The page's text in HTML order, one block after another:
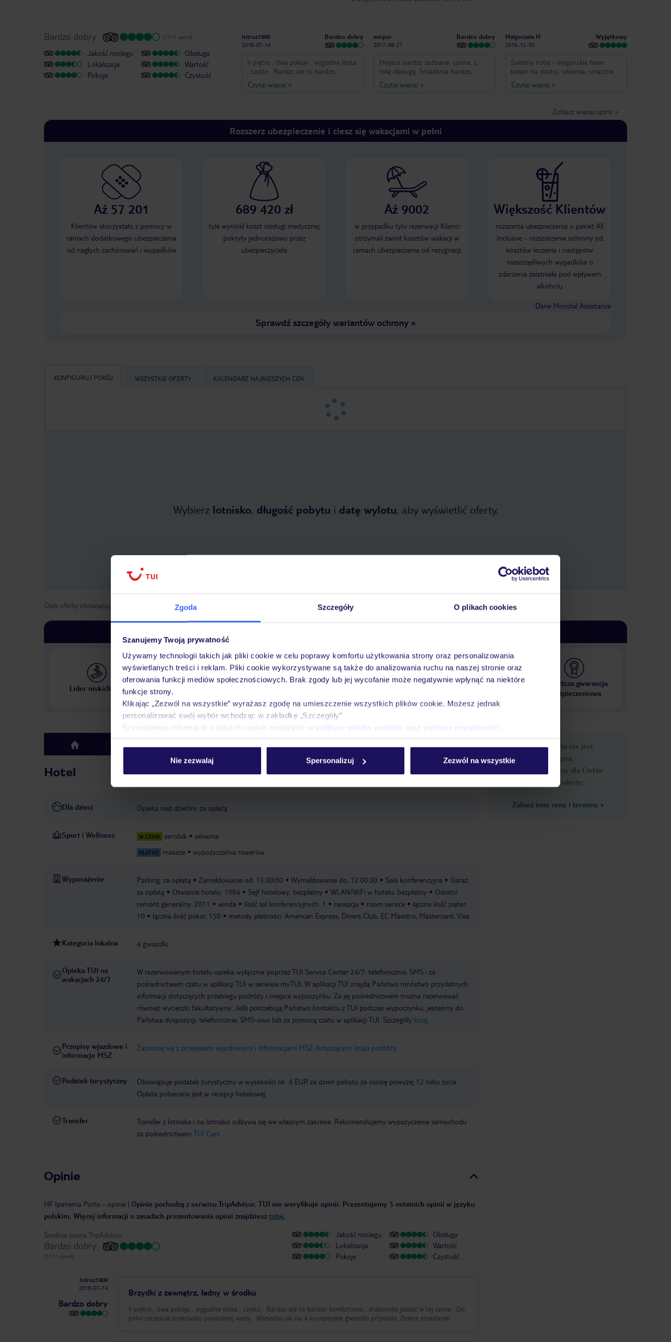
Zgoda Szczegóły O plikach cookies
Szanujemy Twoją prywatność
Używamy technologii takich jak pliki cookie w celu poprawy komfortu użytkowania strony oraz personalizowania
wyświetlanych treści i reklam. Pliki cookie wykorzystywane są także do analizowania ruchu na naszej stronie oraz
oferowania funkcji mediów społecznościowych. Brak zgody lub jej wycofanie może negatywnie wpłynąć na niektóre
funkcje strony.
Klikając „Zezwól na wszystkie” wyrażasz zgodę na umieszczenie wszystkich plików cookie. Możesz jednak
personalizować swój wybór wchodząc w zakładkę „Szczegóły”
Szczegółowe informacje o plikach cookie znajdziesz w polityce plików cookies oraz polityce prywatności
Nie zezwalaj Spersonalizuj Zezwól na wszystkie
Bardzo dobry (1111 opinii)
Jakość noclegu
Lokalizacja
Pokoje
Obsługa
Wartość
Czystość
Intruz1800
2018-07-14
Bardzo dobry
9 piętro , dwa pokoje , wygodne łóżka
, czysto . Bardzo ale to bardzo
komfortowo , znakomita jakość w tej
cenie . Do pełni szczęścia brakowało
Czytaj więcej »
micpur
2017-08-27
Bardzo dobry
Miejsce bardzo zadbane, czyste, z
miłą obsługą. Śniadania bardzo
przeciętne. Lokalizacja mogłaby być
lepsza, ale nie ma co narzekać.
Czytaj więcej »
Małgorzata M
2016-12-30
Wyjątkowy
Świetny hotel - eleganckie foyer,
basen na dachu, siłownia, smaczne
śniadania, ładny i czysty pokój - czego
chcieć więcej od hotelu? Do centrum
przystanek autobusowy. Cena w
stosunku do jakości jest bardzo
Czytaj więcej »
Zobacz więcej opinii »
Rozszerz ubezpieczenie i ciesz się wakacjami w pełni
Aż 57 201
Klientów skorzystało z pomocy w
ramach dodatkowego ubezpieczenia
od nagłych zachorowań i wypadków
689 420 zł
tyle wyniósł koszt obsługi medycznej
pokryty jednorazowo przez
ubezpieczyciela
Aż 9002
w przypadku tylu rezerwacji Klienci
otrzymali zwrot kosztów wakacji w
ramach ubezpieczenia od rezygnacji
Większość Klientów
rozszerza ubezpieczenia o pakiet All
Inclusive - rozszerzenie ochrony od
kosztów leczenia i następstw
nieszczęśliwych wypadków o
zdarzenia zaistniałe pod wpływem
alkoholu
Dane Mondial Assistance
Sprawdź szczegóły wariantów ochrony»
KONFIGURUJ POKÓJ WSZYSTKIE OFERTY KALENDARZ NAJNIŻSZYCH CEN
Wybierz lotnisko, długość pobytu i datę wylotu, aby wyświetlić oferty.
Opis oferty obowiązuje dla wyjazdów w terminie od
Lider niskich cen
Największe biuro podróży
Tylko u nas opieka na
10 000 hoteli w ponad 50
Najwyższa gwarancja
ubezpieczeniowa
top
Ważne
informacje
Hotel
Dla dzieci Opieka nad dziećmi: za opłatą
Sport i Wellness W CENIE aerobik siłownia
PŁATNE masaże wypożyczalnia rowerów
Wyposażenie Parking: za opłatą Zameldowanie od: 15:00:00 Wymeldowanie do: 12:00:00 Sala konferencyjna
Garaż:
za opłatą
Otwarcie hotelu: 1984 Sejf hotelowy: bezpłatny WLAN/WiFi w hotelu: bezpłatny
Ostatni
remont generalny: 2011
winda ilość sal konferencyjnych: 1 recepcja room service
łączna ilość pięter:
10
łączna ilość pokoi: 150 metody płatności: American Express, Diners Club, EC Maestro, Mastercard, Visa
Kategoria lokalna 4 gwiazdki
Opieka TUI na
wakacjach 24/7
W rezerwowanym hotelu opieka wyłącznie poprzez TUI Service Center 24/7: telefonicznie, SMS i za
pośrednictwem czatu w aplikacji TUI w serwisie myTUI. W aplikacji TUI znajdą Państwo mnóstwo przydatnych
informacji dotyczących przebiegu podróży i miejsca wypoczynku. Za jej pośrednictwem można rezerwować
również wycieczki fakultatywne. Jeśli potrzebują Państwo kontaktu z TUI podczas wypoczynku, jesteśmy do
Państwa dyspozycji: telefonicznie, SMS-owo lub za pomocą czatu w aplikacji TUI. Szczegóły tutaj
Przepisy wjazdowe i
informacje MSZ
Zapoznaj się z przepisami wjazdowymi i informacjami MSZ dotyczącymi kraju podróży.
Podatek turystyczny
Obowiązuje podatek turystyczny w wysokości ok. 4 EUR za dzień pobytu za osobę powyżej 12 roku życia.
Opłata pobierana jest w recepcji hotelowej.
Transfer
Transfer z lotniska i na lotnisko odbywa się we własnym zakresie. Rekomendujemy wypożyczenie samochodu
za pośrednictwem TUI Cars
Opinie
HF Ipanema Porto - opinie | Opinie pochodzą z serwisu TripAdvisor. TUI nie weryfikuje opinii. Prezentujemy 5 ostatnich opinii w języku
polskim. Więcej informacji o zasadach prezentowania opinii znajdziesz tutaj.
Średnia ocena TripAdvisor:
Bardzo dobry
(1111 opinii)
Jakość noclegu
Lokalizacja
Pokoje
Obsługa
Wartość
Czystość
Intruz1800
2018-07-14
Bardzo dobry
Brzydki z zewnątrz, ładny w środku
9 piętro , dwa pokoje , wygodne łóżka , czysto . Bardzo ale to bardzo komfortowo , znakomita jakość w tej cenie . Do
pełni szczęścia brakowało powitalnej wody . Wszystko jak na 4 europejskie gwiazdki przystało. Dobre śniadanie.
Ups, ta oferta nie jest
dostępna.
Przygotowaliśmy dla Ciebie
podobne oferty:
Zobacz inne ceny i terminy »